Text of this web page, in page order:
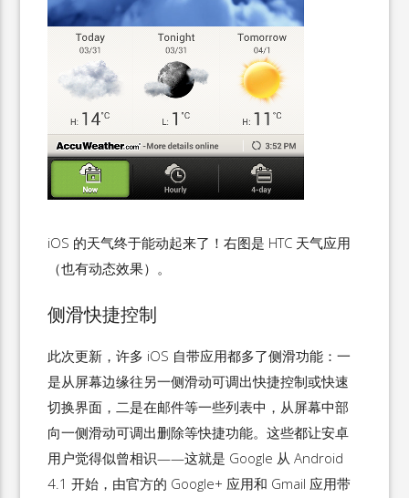
iOS 的天气终于能动起来了！右图是 HTC 天气应用
（也有动态效果）。
侧滑快捷控制
此次更新，许多 iOS 自带应用都多了侧滑功能：一
是从屏幕边缘往另一侧滑动可调出快捷控制或快速
切换界面，二是在邮件等一些列表中，从屏幕中部
向一侧滑动可调出删除等快捷功能。这些都让安卓
用户觉得似曾相识——这就是 Google 从 Android
4.1 开始，由官方的 Google+ 应用和 Gmail 应用带